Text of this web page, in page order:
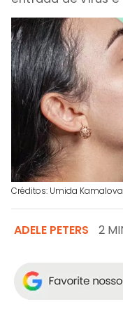
Créditos: Umida
ADELE PETERS 2